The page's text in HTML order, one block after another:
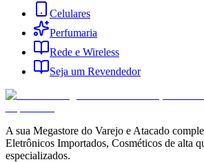
Celulares
Perfumaria
Rede e Wireless
Seja um Revendedor
A sua Megastore do Varejo e Atacado
Eletrônicos Importados, Cosméticos de alta
especializados.